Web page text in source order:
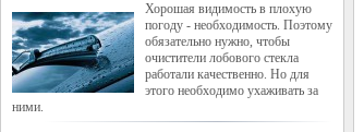
Хорошая видимость в плохую
погоду - необходимость. Поэтому
обязательно нужно, чтобы
очистители лобового стекла
работали качественно. Но для
этого необходимо ухаживать за
ними.